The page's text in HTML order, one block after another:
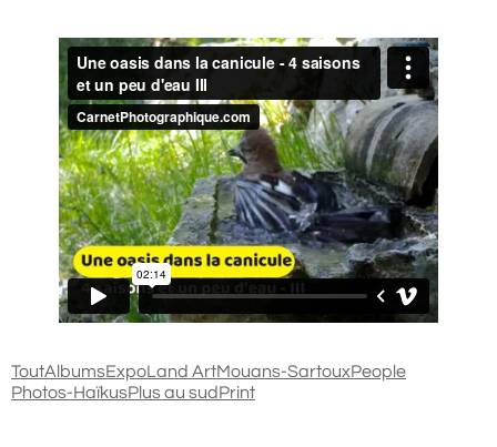
ToutAlbumsExpoLand ArtMouans-SartouxPeople
Photos-HaïkusPlus au sudPrint